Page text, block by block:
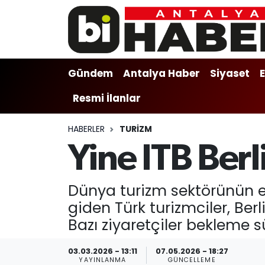
Gündem Antalya Haber Siyaset
Resmi İlanlar
HABERLER TURIZM
Yine ITB
Dünya turizm sektörünün
giden Türk turizmciler,
Bazı ziyaretçiler bekleme
03.03.2026 - 13:11
YAYINLANMA
07.05.2026 - 18:27
GÜNCELLEME
Gündem
Antalya Haber
Siyaset
Ekonomi
Kültür-sanat
Gündem
Antalya Haber
Siyaset
Kültür-sanat
Muratpaşa Nöbetçi Eczaneler
Muratpaşa Hava Durumu
Muratpaşa Trafik Yoğunluk Haritası
Süper Lig Puan Durumu ve Fikstür
Son Dakika Haberleri
Haber Arşivi